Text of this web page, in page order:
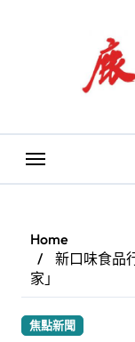
Home
新口味食品
家」
焦點新聞